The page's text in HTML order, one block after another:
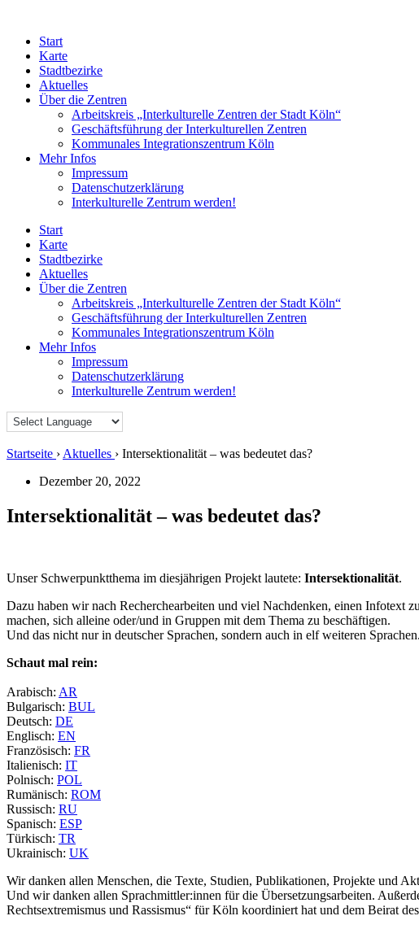
springenStart
Karte
Stadtbezirke
Aktuelles
Über die Zentren
Arbeitskreis „Interkulturelle Zentren der Stadt Köln“
Geschäftsführung der Interkulturellen Zentren
Kommunales Integrationszentrum Köln
Mehr Infos
Impressum
Datenschutzerklärung
Interkulturelle Zentrum werden!
Start
Karte
Stadtbezirke
Aktuelles
Über die Zentren
Arbeitskreis „Interkulturelle Zentren der Stadt Köln“
Geschäftsführung der Interkulturellen Zentren
Kommunales Integrationszentrum Köln
Mehr Infos
Impressum
Datenschutzerklärung
Interkulturelle Zentrum werden!
Startseite › Aktuelles › Intersektionalität – was bedeutet das?
Dezember 20, 2022
Intersektionalität – was bedeutet das?
Unser Schwerpunktthema im diesjährigen Projekt lautete: Intersektionalität.
Dazu haben wir nach Recherchearbeiten und viel Nachdenken, einen Infotext
machen, sich alleine oder/und in Gruppen mit dem Thema zu beschäftigen.
Und das nicht nur in deutscher Sprachen, sondern auch in elf weiteren Sprachen.
Schaut mal rein:
Arabisch: AR
Bulgarisch: BUL
Deutsch: DE
Englisch: EN
Französisch: FR
Italienisch: IT
Polnisch: POL
Rumänisch: ROM
Russisch: RU
Spanisch: ESP
Türkisch: TR
Ukrainisch: UK
Wir danken allen Menschen, die Texte, Studien, Publikationen, Projekte und
Und wir danken allen Sprachmittler:innen für die Übersetzungsarbeiten.
Rechtsextremismus und Rassismus“ für Köln koordiniert hat und dem Beirat